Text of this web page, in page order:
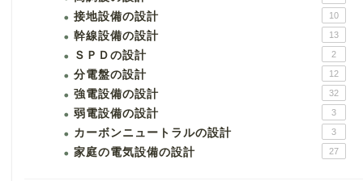
接地設備の設計 10
幹線設備の設計 13
ＳＰＤの設計 2
分電盤の設計 12
強電設備の設計 32
弱電設備の設計 3
カーボンニュートラルの設計 3
家庭の電気設備の設計 27